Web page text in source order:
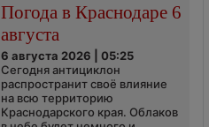
Погода в Краснодаре 6
августа
6 августа 2026 | 05:25
Сегодня антициклон
распространит своё влияние
на всю территорию
Краснодарского края. Облаков